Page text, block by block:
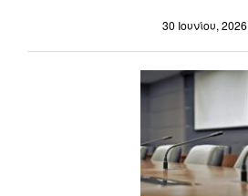
30 Ιουνίου, 2026